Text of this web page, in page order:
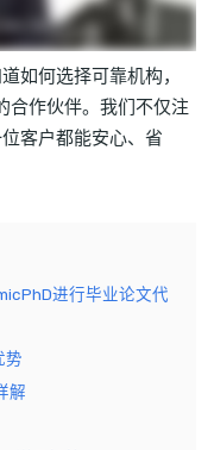
如何选择可靠机构，
合作伙伴。我们不仅注
客户都能安心、省
进行毕业论文代
势
解